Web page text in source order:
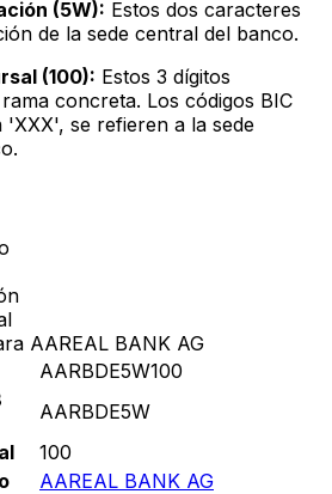
(5W): Estos dos caracteres
de la sede central del banco.
(100): Estos 3 dígitos
concreta. Los códigos BIC
'XXX', se refieren a la sede
AAREAL BANK AG
AARBDE5W100
AARBDE5W
100
AAREAL BANK AG